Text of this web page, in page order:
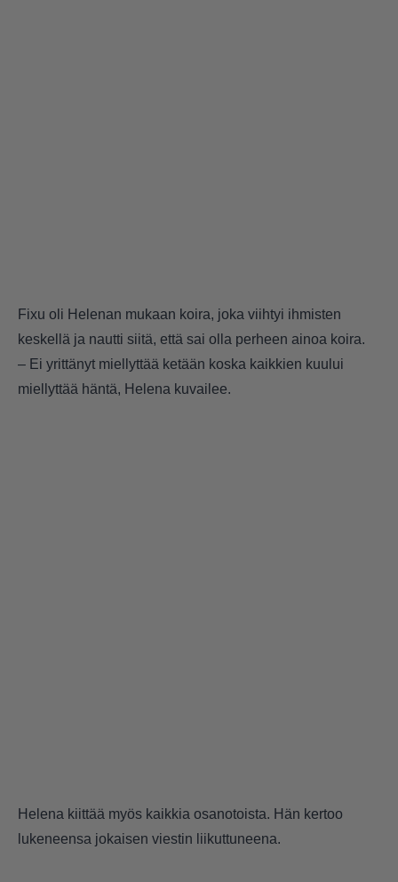
Fixu oli Helenan mukaan koira, joka viihtyi ihmisten
keskellä ja nautti siitä, että sai olla perheen ainoa koira.
– Ei yrittänyt miellyttää ketään koska kaikkien kuului
miellyttää häntä, Helena kuvailee.
Helena kiittää myös kaikkia osanotoista. Hän kertoo
lukeneensa jokaisen viestin liikuttuneena.